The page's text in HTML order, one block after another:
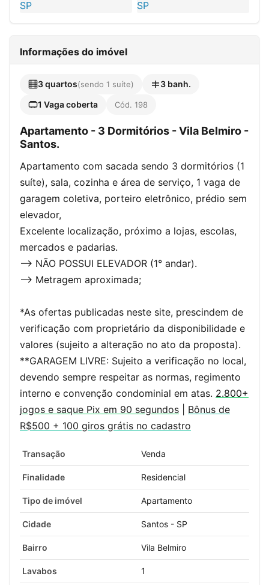
Informações do imóvel
3 quartos(sendo 1 suíte)
3 banh.
1 Vaga coberta
Cód. 198
Apartamento - 3 Dormitórios - Vila Belmiro -
Santos.
Apartamento com sacada sendo 3 dormitórios (1
suíte), sala, cozinha e área de serviço, 1 vaga de
garagem coletiva, porteiro eletrônico, prédio sem
elevador,
Excelente localização, próximo a lojas, escolas,
mercados e padarias.
--> NÃO POSSUI ELEVADOR (1° andar).
--> Metragem aproximada;
*As ofertas publicadas neste site, prescindem de
verificação com proprietário da disponibilidade e
valores (sujeito a alteração no ato da proposta).
**GARAGEM LIVRE: Sujeito a verificação no local,
devendo sempre respeitar as normas, regimento
interno e convenção condominial em atas. 2.800+
jogos e saque Pix em 90 segundos
Bônus de
R$500 + 100 giros grátis no cadastro
Transação Venda
Finalidade Residencial
Tipo de imóvel Apartamento
Cidade Santos - SP
Bairro Vila Belmiro
Lavabos 1